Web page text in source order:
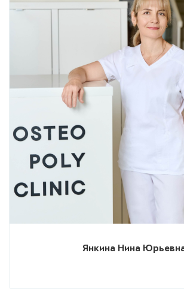
Янкина Нина